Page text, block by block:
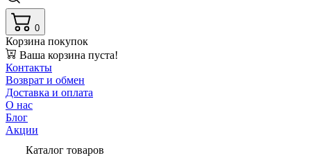
0
Корзина покупок
Ваша корзина пуста!
Контакты
Возврат и обмен
Доставка и оплата
О нас
Блог
Акции
Каталог товаров